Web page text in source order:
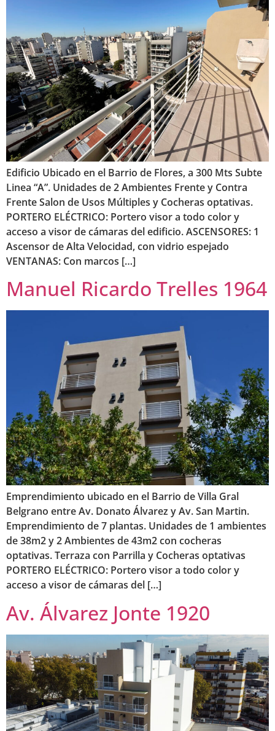
Edificio Ubicado en el Barrio de Flores, a 300 Mts Subte
Linea “A”. Unidades de 2 Ambientes Frente y Contra
Frente Salon de Usos Múltiples y Cocheras optativas.
PORTERO ELÉCTRICO: Portero visor a todo color y
acceso a visor de cámaras del edificio. ASCENSORES: 1
Ascensor de Alta Velocidad, con vidrio espejado
VENTANAS: Con marcos […]
Manuel Ricardo Trelles 1964
Emprendimiento ubicado en el Barrio de Villa Gral
Belgrano entre Av. Donato Álvarez y Av. San Martin.
Emprendimiento de 7 plantas. Unidades de 1 ambientes
de 38m2 y 2 Ambientes de 43m2 con cocheras
optativas. Terraza con Parrilla y Cocheras optativas
PORTERO ELÉCTRICO: Portero visor a todo color y
acceso a visor de cámaras del […]
Av. Álvarez Jonte 1920